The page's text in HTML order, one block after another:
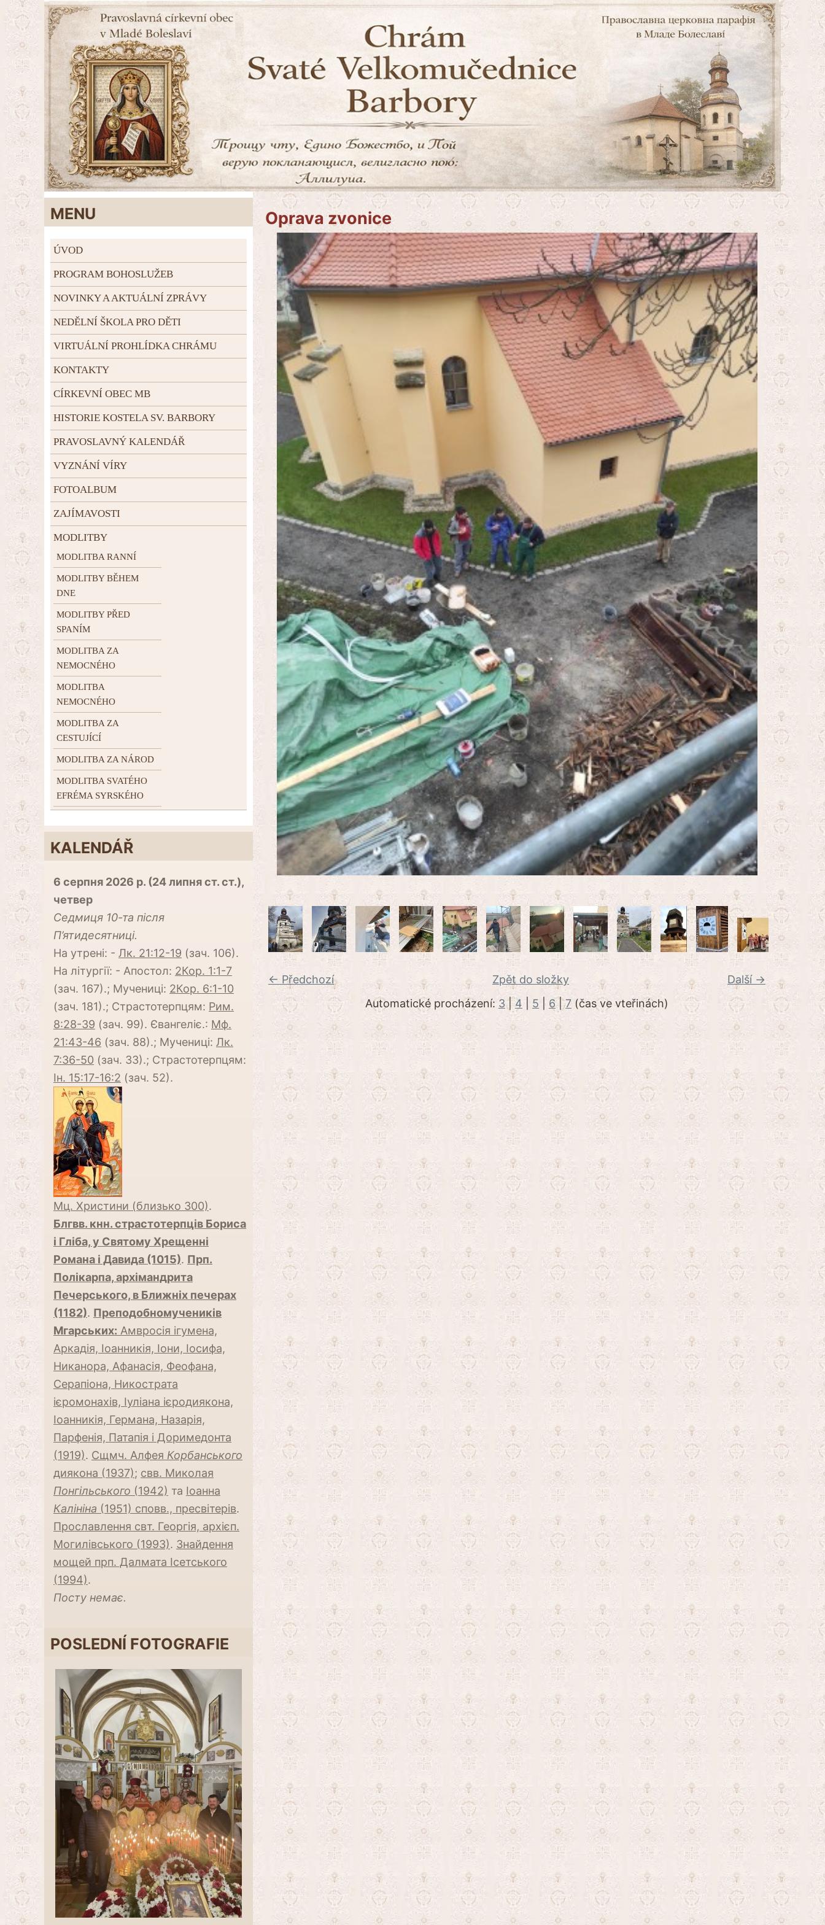
Oprava zvonice
← Předchozí Další →
Zpět do složky
Automatické procházení: 3|4 | 5 6|7(čas ve vteřinách)
MENU
ÚVOD
PROGRAM BOHOSLUŽEB
NOVINKY A AKTUÁLNÍ ZPRÁVY
NEDĚLNÍ ŠKOLA PRO DĚTI
VIRTUÁLNÍ PROHLÍDKA CHRÁMU
KONTAKTY
CÍRKEVNÍ OBEC MB
HISTORIE KOSTELA SV. BARBORY
PRAVOSLAVNÝ KALENDÁŘ
VYZNÁNÍ VÍRY
FOTOALBUM
ZAJÍMAVOSTI
MODLITBY
MODLITBA RANNÍ
MODLITBY BĚHEM
DNE
MODLITBY PŘED
SPANÍM
MODLITBA ZA
NEMOCNÉHO
MODLITBA
NEMOCNÉHO
MODLITBA ZA
CESTUJÍCÍ
MODLITBA ZA NÁROD
MODLITBA SVATÉHO
EFRÉMA SYRSKÉHO
KALENDÁŘ
6 серпня 2026 р. (24 липня ст. ст.),
четвер
Cедмиця 10-та після
П’ятидесятниці.
На утрені: - Лк. 21:12-19 (зач. 106).
На літургії: - Апостол: 2Кор. 1:1-7
(зач. 167).; Мучениці: 2Кор. 6:1-10
(зач. 181).; Страстотерпцям: Рим.
8:28-39 (зач. 99). Євангеліє.: Мф.
21:43-46 (зач. 88).; Мучениці: Лк.
7:36-50 (зач. 33).; Страстотерпцям:
Ін. 15:17-16:2 (зач. 52).
Мц. Христини (близько 300).
Блгвв. кнн. страстотерпців Бориса
і Гліба, у Святому Хрещенні
Романа і Давида (1015). Прп.
Полікарпа, архімандрита
Печерського, в Ближніх печерах
(1182). Преподобномучеників
Мгарських: Амвросія ігумена,
Аркадія, Іоанникія, Іони, Іосифа,
Никанора, Афанасія, Феофана,
Серапіона, Никострата
ієромонахів, Іуліана ієродиякона,
Іоанникія, Германа, Назарія,
Парфенія, Патапія і Доримедонта
(1919). Сщмч. Алфея Корбанського
диякона (1937); свв. Миколая
Понгільського (1942) та Іоанна
Калініна (1951) сповв., пресвітерів.
Прославлення свт. Георгія, архієп.
Могилівського (1993). Знайдення
мощей прп. Далмата Ісетського
(1994).
Посту немає.
POSLEDNÍ FOTOGRAFIE